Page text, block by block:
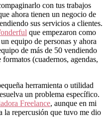
con tus trabajos
ahora tienen un negocio de
sus servicios a clientes.
que empezaron como
equipo de personas y ahora
de más de 50 vendiendo
(cuadernos, agendas,
herramienta o utilidad
un problema específico.
Freelance, aunque en mi
la repercusión que tuvo me dio